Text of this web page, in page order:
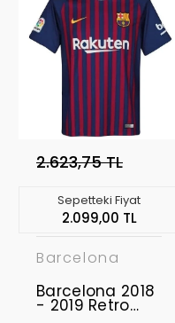
2.623,75 TL
Sepetteki Fiyat
2.099,00 TL
Barcelona
Barcelona 2018
- 2019 Retro